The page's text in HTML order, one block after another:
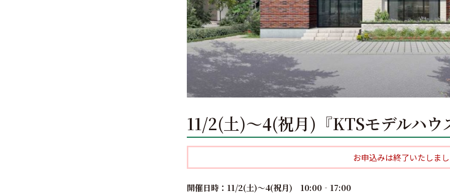
11/2(土)～4(祝月)『KTSモデルハ
お申込みは終了いたしま
開催日時：11/2(土)～4(祝月) 10:00‐17:00